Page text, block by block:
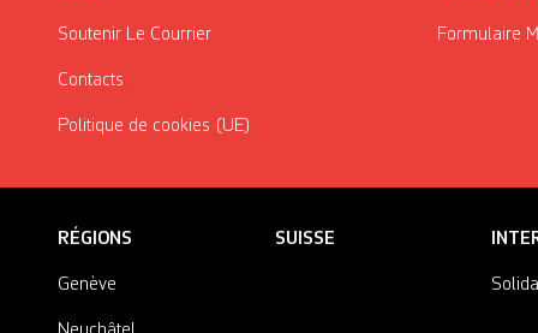
Soutenir Le Courrier
Contacts
Politique de cookies (UE)
Formulaire
RÉGIONS
Genève
SUISSE